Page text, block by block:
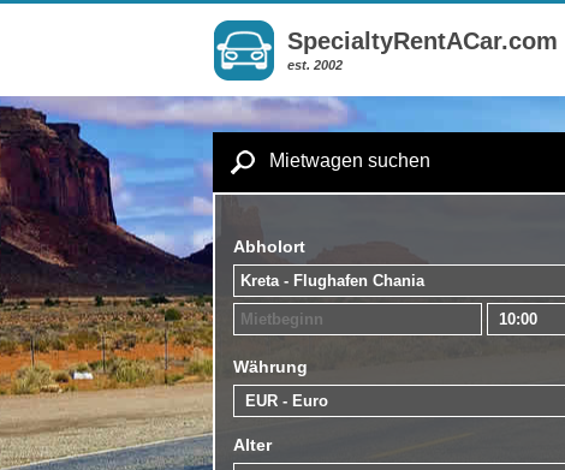
SpecialtyRentACar.com
est. 2002
Mietwagen suchen
Abholort
Währung
Alter